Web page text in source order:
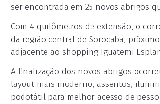
ser encontrada em 25 novos abrigos
Com 4 quilômetros de extensão, o
da região central de Sorocaba,
adjacente ao shopping Iguatemi
A finalização dos novos abrigos
layout mais moderno, assentos,
podotátil para melhor acesso de